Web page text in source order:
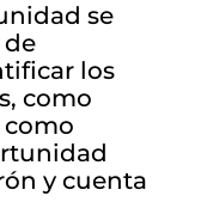
se
de
los
como
y cuenta